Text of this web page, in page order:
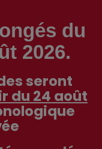
du
2026.
seront
du 24 août